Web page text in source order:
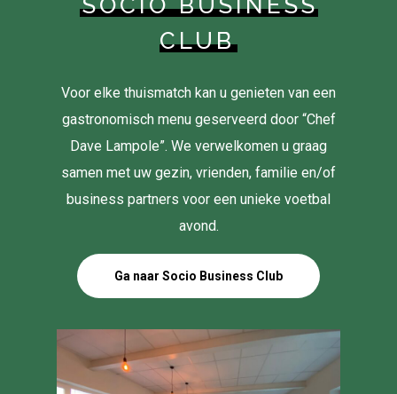
CLUB
Voor elke thuismatch kan u genieten van een
gastronomisch menu geserveerd door “Chef
Dave Lampole”. We verwelkomen u graag
samen met uw gezin, vrienden, familie en/of
business partners voor een unieke voetbal
avond.
Ga naar Socio Business Club